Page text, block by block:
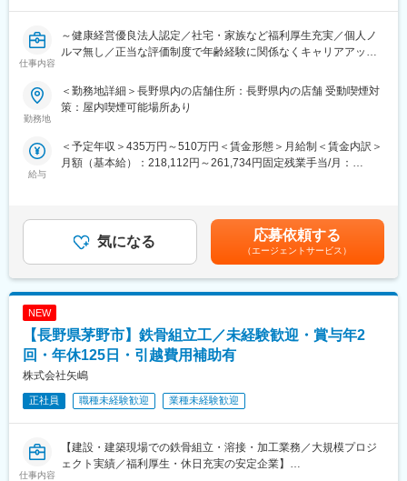
◇自動車の開閉機構専門メーカーとして、国内拠点（3か所）と海
外拠点（6か所）を有し、製品開発、部品加工及び組立といった部
対応しています。
◇自動車の窓ガラスを昇降させる、ドアウィンドレギュレーター
を主製品とする当社の製品群は、厳しいテストを繰り返し、高度
◇特にドア回り、ボディー回りの機能部品については、性能・安
全の両面において、各自動車メーカーから厚い信頼と高い評価を
変更の範囲：会社の定める業務
仕事内容
～健康経営優良法人認定／社宅・家族など福利厚生充実／個人ノ
ルマ無し／正当な評価制度で年齢経験に関係なくキャリアアップ
全国に約460店舗展開し、業界実績トップクラスを誇る中古車販
売店「ガリバー」で、
だきます。
・来店集客活動（webサイトへの情報登録、店舗ブログの更新な
ど）
・その他店舗運営業務など
■組織構成：
ります。
■魅力ポイント：
（1）成果を出しやすい環境：
平均して月間約30～40件の商談に対して、成約率は約50％！
成果を出した分は、インセンティブで還元（年平均60万）。個人
ノルマではなく店舗全体で売上目標を設定しています。
（2）年齢や経験にかかわらず、スピード昇給・昇格が可能：
勤務地
＜勤務地詳細＞長野県内の店舗住所：長野県内の店舗 受動喫煙対
策：屋内喫煙可能場所あり
給与
＜予定年収＞435万円～510万円＜賃金形態＞月給制＜賃金内訳＞
月額（基本給）：218,112円～261,734円固定残業手当/月：
年収には平均インセンティブ(60万)を含みます。※配属先により地
域手当 ※昇給年1回 ※賞与年2回(平均3ヶ月分)【年収モデル】年収
450万円 入社2年目 店舗スタッフ年収634万円 入社4年目 営業主任
年収855万円 入社6年目 店長賃金はあくまでも目安の金額であ
り、選考を通じて上下する可能性があります。月給(月額)は固定手
気になる 応募依頼する
（エージェントサービス）
NEW
【長野県茅野市】鉄骨組立工／未経験歓迎・賞与年2
回・年休125日・引越費用補助有
株式会社矢嶋
正社員 職種未経験歓迎 業種未経験歓迎
仕事内容
【建設・建築現場での鉄骨組立・溶接・加工業務／大規模プロジ
ェクト実績／福利厚生・休日充実の安定企業】